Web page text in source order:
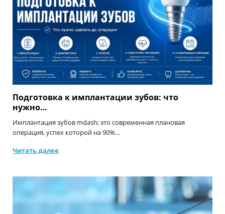
Подготовка к имплантации зубов: что
нужно…
Имплантация зубов mdash; это современная плановая
операция, успех которой на 90%…
Читать далее